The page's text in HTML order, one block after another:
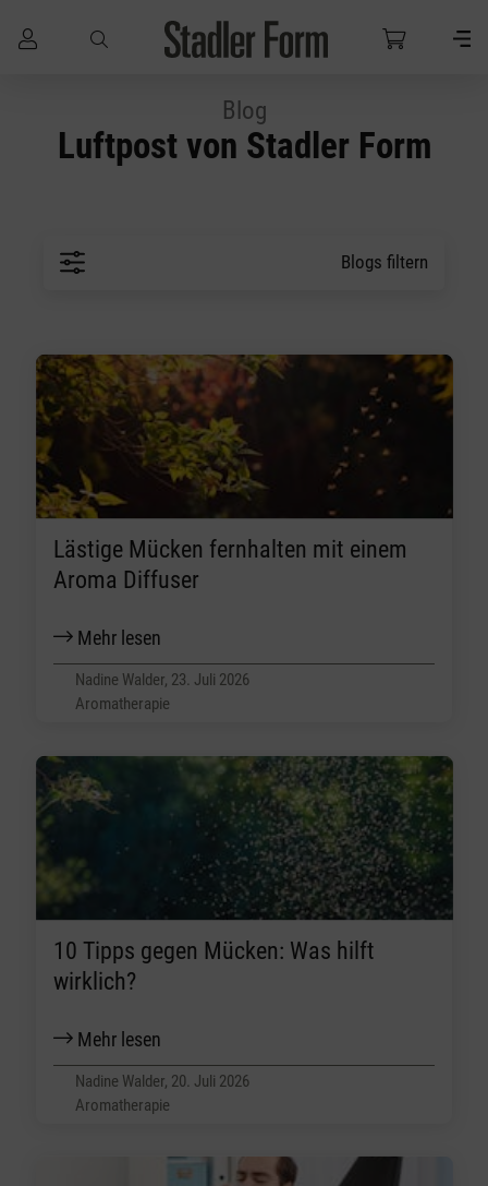
Blog
Luftpost von Stadler Form
Blogs filtern
Lästige Mücken fernhalten mit einem
Aroma Diffuser
Mehr lesen
Nadine Walder, 23. Juli 2026
Aromatherapie
10 Tipps gegen Mücken: Was hilft
wirklich?
Mehr lesen
Nadine Walder, 20. Juli 2026
Aromatherapie